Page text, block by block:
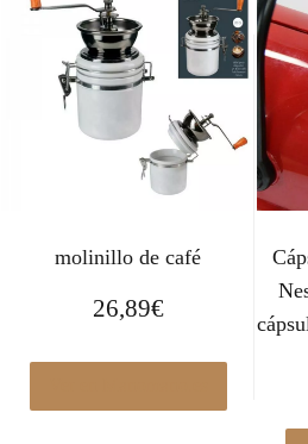
molinillo de café
26,89€